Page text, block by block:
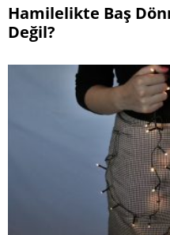
Hamilelikte Baş
Değil?